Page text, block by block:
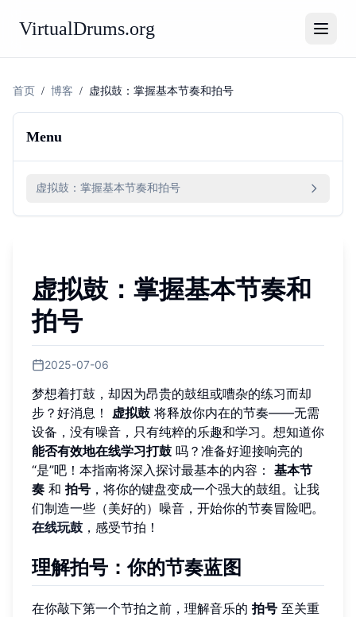
VirtualDrums.org
首页 / 博客 / 虚拟鼓：掌握基本节奏和拍号
Menu
虚拟鼓：掌握基本节奏和拍号
虚拟鼓：掌握基本节奏和
拍号
2025-07-06
梦想着打鼓，却因为昂贵的鼓组或嘈杂的练习而却
步？好消息！ 虚拟鼓 将释放你内在的节奏——无需
设备，没有噪音，只有纯粹的乐趣和学习。想知道你
能否有效地在线学习打鼓 吗？准备好迎接响亮的
“是”吧！本指南将深入探讨最基本的内容： 基本节
奏 和 拍号 ，将你的键盘变成一个强大的鼓组。让我
们制造一些（美好的）噪音，开始你的节奏冒险吧。
在线玩鼓 ，感受节拍！
理解拍号：你的节奏蓝图
在你敲下第一个节拍之前，理解音乐的 拍号 至关重